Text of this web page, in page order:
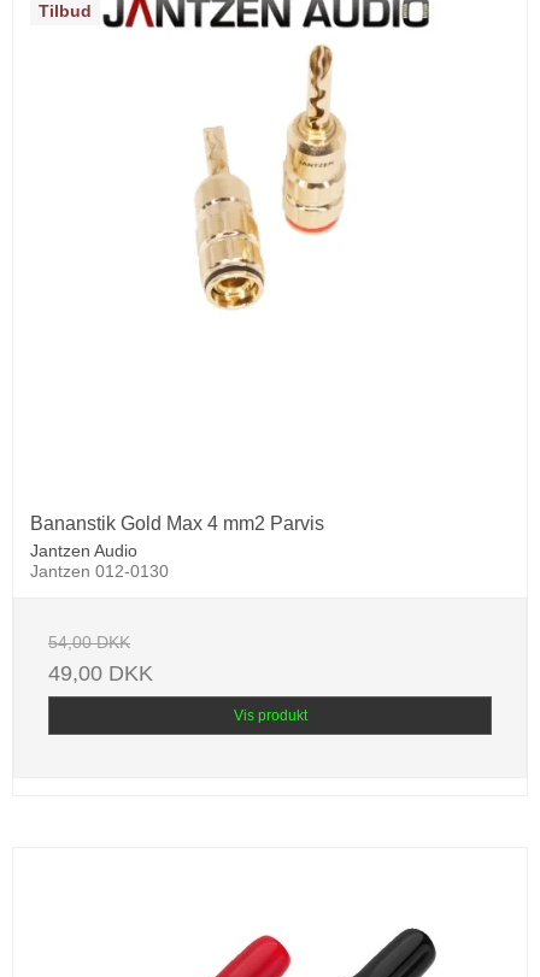
Tilbud
Bananstik Gold Max 4 mm2 Parvis
Jantzen Audio
Jantzen 012-0130
54,00 DKK
49,00 DKK
Vis produkt